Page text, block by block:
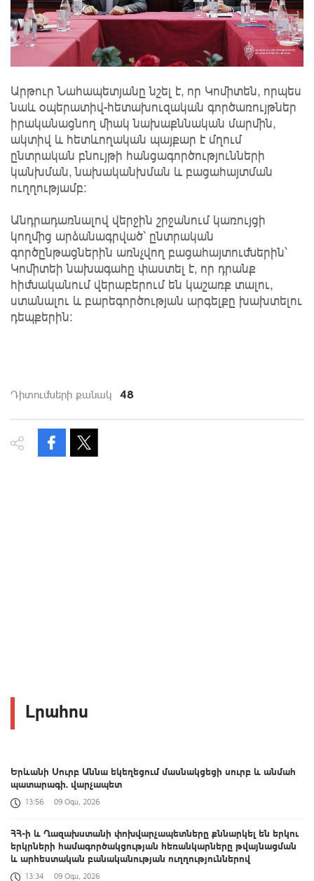
Արթուր Նահապետյանը նշել է, որ Կոմիտեն, որպես
նաև օպերատիվ-հետախուզական գործառույթներ
իրականացնող միակ նախաքննական մարմին,
ակտիվ և հետևողական պայքար է մղում
ընտրական բնույթի հանցագործությունների
կանխման, նախականխման և բացահայտման
ուղղությամբ:
Անդրադառնալով վերջին շրջանում կառույցի
կողմից արձանագրված՝ ընտրական
գործընթացներին առնչվող բացահայտումներին՝
Կոմիտեի նախագահը փաստել է, որ դրանք
հիմնականում վերաբերում են կաշառք տալու,
ստանալու և բարեգործության արգելքը խախտելու
դեպքերին:
Դիտումների քանակ 48
Լրահոս
Երևանի Սուրբ Աննա եկեղեցում մասնակցեցի սուրբ և անմահ
պատարագի. վարչապետ
13:56 09 Օգս, 2026
ՀՀ-ի և Ղազախստանի փոխվարչապետները քննարկել են երկու
երկրների համագործակցության հեռանկարները թվայնացման
և արհեստական բանականության ուղղություններով
13:34 09 Օգս, 2026